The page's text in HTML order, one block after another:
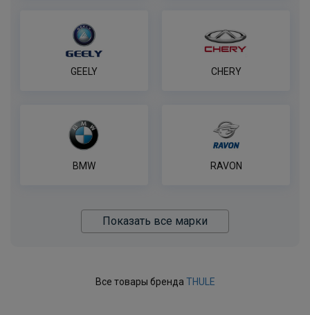
GEELY CHERY
BMW RAVON
Показать все марки
Все товары бренда THULE